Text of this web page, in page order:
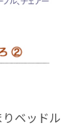
ベッドル